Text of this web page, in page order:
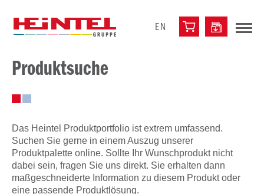
EN
Produktsuche
Das Heintel Produktportfolio ist extrem umfassend.
Suchen Sie gerne in einem Auszug unserer
Produktpalette online. Sollte Ihr Wunschprodukt nicht
dabei sein, fragen Sie uns direkt. Sie erhalten dann
maßgeschneiderte Information zu diesem Produkt oder
eine passende Produktlösung.